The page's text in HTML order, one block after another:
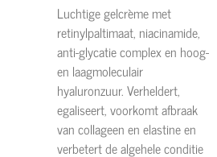
Luchtige gelcrème met
retinylpaltimaat, niacinamide,
anti-glycatie complex en hoog-
en laagmoleculair
hyaluronzuur. Verheldert,
egaliseert, voorkomt afbraak
van collageen en elastine en
verbetert de algehele conditie